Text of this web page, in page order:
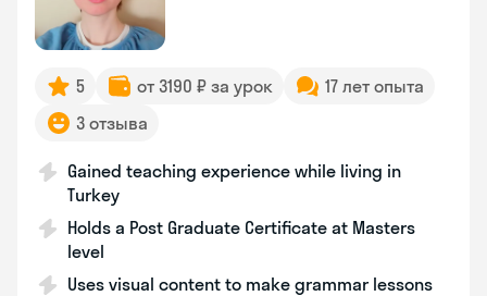
5 от 3190 ₽ за урок
17 лет опыта
3 отзыва
Gained teaching experience while living in
Turkey
Holds a Post Graduate Certificate at Masters
level
Uses visual content to make grammar lessons